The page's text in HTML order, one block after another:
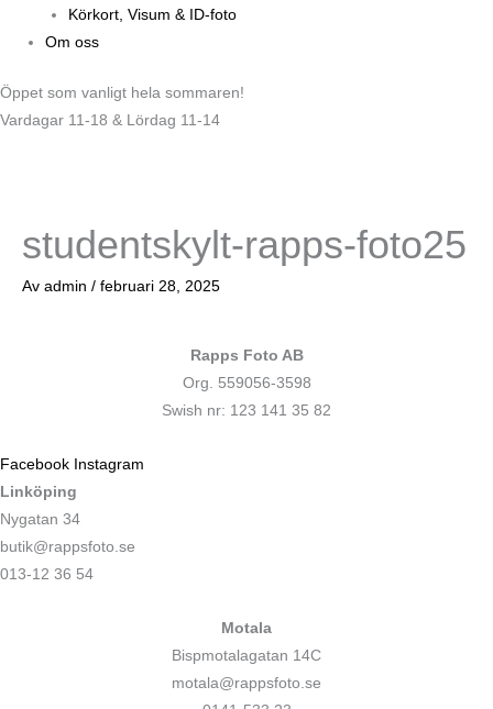
Körkort, Visum & ID-foto
Om oss
Öppet som vanligt hela sommaren!
Vardagar 11-18 & Lördag 11-14
studentskylt-rapps-foto25
Av admin / februari 28, 2025
Rapps Foto AB
Org. 559056-3598
Swish nr: 123 141 35 82
Facebook Instagram
Linköping
Nygatan 34
butik@rappsfoto.se
013-12 36 54
Motala
Bispmotalagatan 14C
motala@rappsfoto.se